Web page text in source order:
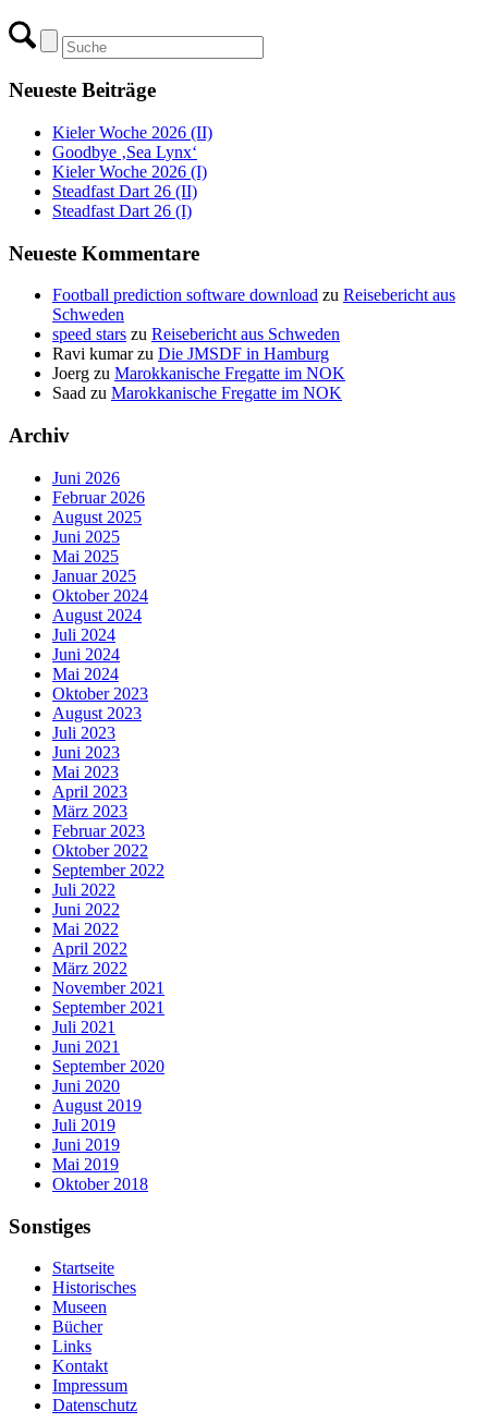
Neueste Beiträge
Kieler Woche 2026 (II)
Goodbye ‚Sea Lynx‘
Kieler Woche 2026 (I)
Steadfast Dart 26 (II)
Steadfast Dart 26 (I)
Neueste Kommentare
Football prediction software download zu Reisebericht aus
Schweden
speed stars zu Reisebericht aus Schweden
Ravi kumarzu Die JMSDF in Hamburg
Joerg zu Marokkanische Fregatte im NOK
Saad zu Marokkanische Fregatte im NOK
Archiv
Juni 2026
Februar 2026
August 2025
Juni 2025
Mai 2025
Januar 2025
Oktober 2024
August 2024
Juli 2024
Juni 2024
Mai 2024
Oktober 2023
August 2023
Juli 2023
Juni 2023
Mai 2023
April 2023
März 2023
Februar 2023
Oktober 2022
September 2022
Juli 2022
Juni 2022
Mai 2022
April 2022
März 2022
November 2021
September 2021
Juli 2021
Juni 2021
September 2020
Juni 2020
August 2019
Juli 2019
Juni 2019
Mai 2019
Oktober 2018
Sonstiges
Startseite
Historisches
Museen
Bücher
Links
Kontakt
Impressum
Datenschutz